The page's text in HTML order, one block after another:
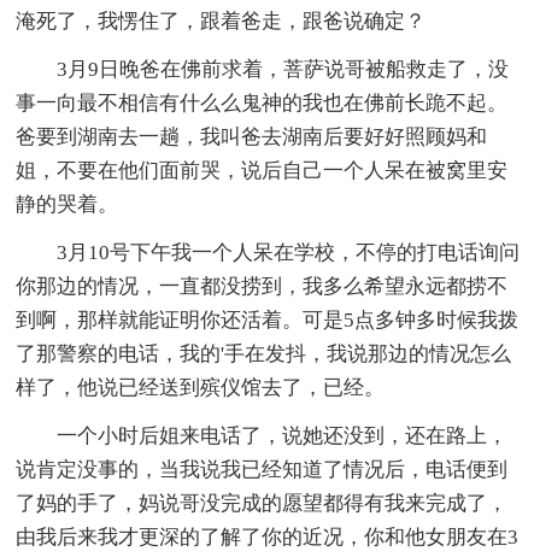
淹死了，我愣住了，跟着爸走，跟爸说确定？
3月9日晚爸在佛前求着，菩萨说哥被船救走了，没
事一向最不相信有什么么鬼神的我也在佛前长跪不起。
爸要到湖南去一趟，我叫爸去湖南后要好好照顾妈和
姐，不要在他们面前哭，说后自己一个人呆在被窝里安
静的哭着。
3月10号下午我一个人呆在学校，不停的打电话询问
你那边的情况，一直都没捞到，我多么希望永远都捞不
到啊，那样就能证明你还活着。可是5点多钟多时候我拨
了那警察的电话，我的'手在发抖，我说那边的情况怎么
样了，他说已经送到殡仪馆去了，已经。
一个小时后姐来电话了，说她还没到，还在路上，
说肯定没事的，当我说我已经知道了情况后，电话便到
了妈的手了，妈说哥没完成的愿望都得有我来完成了，
由我后来我才更深的了解了你的近况，你和他女朋友在3